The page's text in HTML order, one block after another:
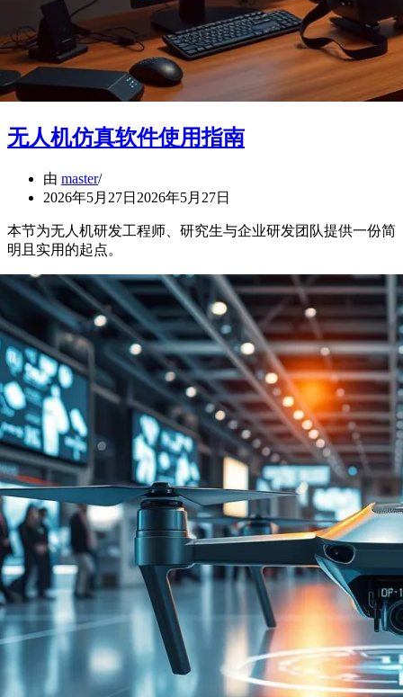
无人机仿真软件使用指南
由 master
2026年5月27日 2026年5月27日
本节为无人机研发工程师、研究生与企业研发团队提供一份简
明且实用的起点。